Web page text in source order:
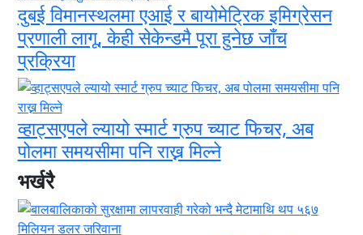
दुबई विमानस्थलमा एआई र बायोमेट्रिक इमिग्रेसन
प्रणाली लागू, केही सेकेन्डमै पूरा हुनेछ जाँच
प्रक्रिया
व्हाट्सएपले ल्यायो स्मार्ट ग्रुप च्याट फिचर, अब
पोलमा समयसीमा पनि राख्न मिल्ने
भर्खरै